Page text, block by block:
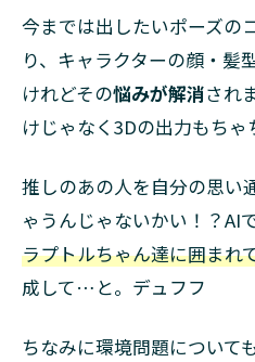
今までは出したいポーズの
り、キャラクターの顔・髪
けれどその悩みが解消され
けじゃなく3Dの出力もち
推しのあの人を自分の思
ゃうんじゃないかい！？AI
ラプトルちゃん達に囲まれ
成して…と。デュフフ
ちなみに環境問題について